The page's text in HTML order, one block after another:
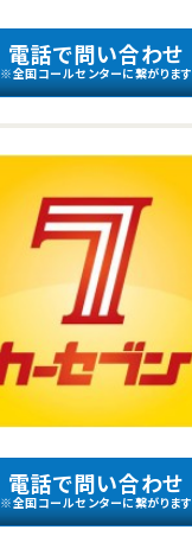
電話で問い合わせ
※全国コールセンターに繋がります
電話で問い合わせ
※全国コールセンターに繋がります